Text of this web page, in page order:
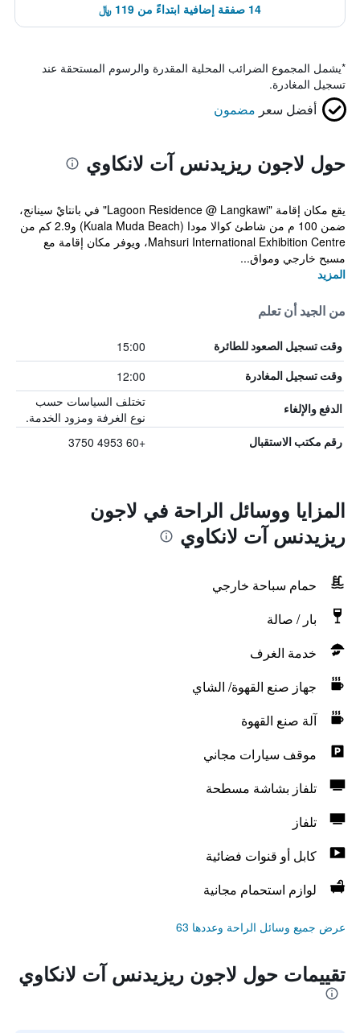
14 صفقة إضافية ابتداءً من 119 ﷼
*يشمل المجموع الضرائب المحلية المقدرة والرسوم المستحقة عند
تسجيل المغادرة.
أفضل سعر مضمون
حول لاجون ريزيدنس آت لانكاوي
يقع مكان إقامة "Lagoon Residence @ Langkawi" في بانتايْ سينانج،
ضمن 100 م من شاطئ كوالا مودا (Kuala Muda Beach) و2.9 كم من
Mahsuri International Exhibition Centre، ويوفر مكان إقامة مع
مسبح خارجي ومواق...
المزيد
من الجيد أن تعلم
وقت تسجيل الصعود للطائرة 15:00
وقت تسجيل المغادرة 12:00
الدفع والإلغاء
تختلف السياسات حسب
نوع الغرفة ومزود الخدمة.
رقم مكتب الاستقبال +60 4953 3750
المزايا ووسائل الراحة في لاجون
ريزيدنس آت لانكاوي
حمام سباحة خارجي
بار / صالة
خدمة الغرف
جهاز صنع القهوة/ الشاي
آلة صنع القهوة
موقف سيارات مجاني
تلفاز بشاشة مسطحة
تلفاز
كابل أو قنوات فضائية
لوازم استحمام مجانية
عرض جميع وسائل الراحة وعددها 63
تقييمات حول لاجون ريزيدنس آت لانكاوي